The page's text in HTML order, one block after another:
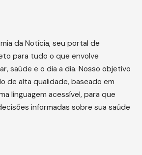
da Notícia, seu portal de
para tudo o que envolve
saúde e o dia a dia. Nosso objetivo
de alta qualidade, baseado em
linguagem acessível, para que
informadas sobre sua saúde